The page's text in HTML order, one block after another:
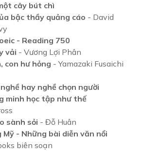
cây bút chì
bậc thầy quảng cáo - David
- Reading 750
vải - Vương Lợi Phân
con hư hỏng - Yamazaki Fusaichi
hay nghề chọn người
minh học tập như thế
sành sỏi - Đỗ Huân
- Những bài diễn văn nổi
biên soạn